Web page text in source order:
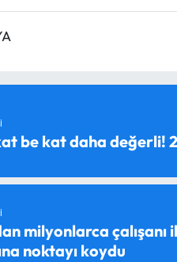
be kat daha değerli!
milyonlarca
noktayı koydu